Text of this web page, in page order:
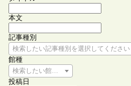
本文
記事種別
検索したい記事種別を選択してください
館種
検索したい館種を選択してください
投稿日